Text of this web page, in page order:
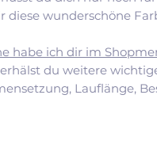
diese wunderschöne
habe ich dir im
du weitere
Lauflänge,